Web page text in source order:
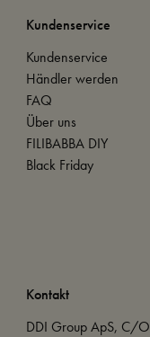
Kundenservice
Kundenservice
Händler werden
FAQ
Über uns
FILIBABBA DIY
Black Friday
Kontakt
DDI Group ApS, C/O